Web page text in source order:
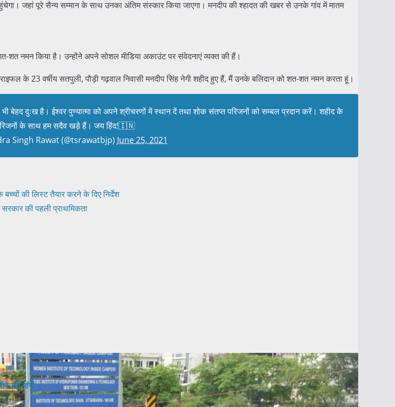
जहां पूरे सैन्य सम्मान के साथ उनका अंतिम संस्कार किया जाएगा। मनदीप की श्हादत की खबर से उनके गांव में मातम
शत नमन किया है। उन्होंने अपने सोशल मीडिया अकाउंट पर संवेदनाएं व्यक्त की हैं।
के 23 वर्षीय सतपुली, पौड़ी गढ़वाल निवासी मनदीप सिंह नेगी शहीद हुए हैं, मैं उनके बलिदान को शत-शत नमन करता हूं।
बेहद दुःख है। ईश्वर पुण्यात्मा को अपने श्रीचरणों में स्थान दें तथा शोक संतप्त परिजनों को सम्बल प्रदान करें। शहीद के
के साथ हम सदैव खड़े हैं। जय हिंद!🇮🇳
Singh Rawat (@tsrawatbjp) June 25, 2021
की लिस्ट तैयार करने के दिए निर्देश
की पहली प्राथमिकता
की मांग